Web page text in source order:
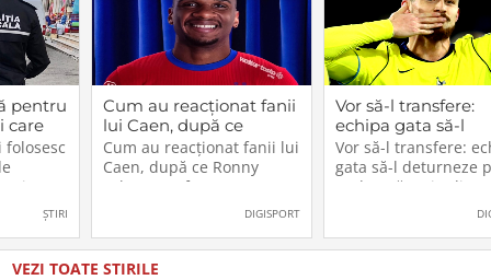
pentru
care
iar
sau
un
în care
ȘTIRI
Cum au reacționat fanii
lui Caen, după ce
Ronny Labonne a fost
prezentat oficial la
FCSB
Cum au reacționat fanii lui
Caen, după ce Ronny
Labonne a fost prezentat
DIGISPORT
Vor să-l transfere:
echipa gata să-l
deturneze pe
Drăgușin din
către Juventus!
Vor să-l transfere:
gata să-l deturneze
Radu Drăgușin din
drumul către
VEZI TOATE STIRILE